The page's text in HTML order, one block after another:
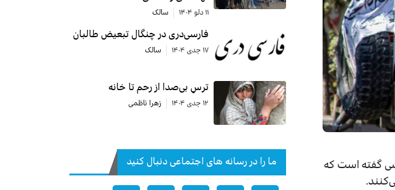
گفته است که
۱۱ دلو ۱۴۰۴ سالک
فارسی‌دری در چنگال تبعیض طالبان
۱۷ جدی ۱۴۰۴ سالک
ترسِ بی‌صدا از رحم تا خانه
۱۲ جدی ۱۴۰۴ زهرا ناظمی
ما را در رسانه های اجتماعی دنبال کنید